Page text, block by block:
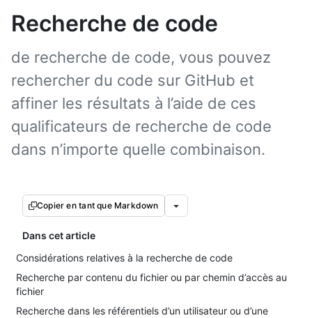
Recherche de code
de recherche de code, vous pouvez
rechercher du code sur GitHub et
affiner les résultats à l’aide de ces
qualificateurs de recherche de code
dans n’importe quelle combinaison.
Copier en tant que Markdown
Dans cet article
Considérations relatives à la recherche de code
Recherche par contenu du fichier ou par chemin d’accès au
fichier
Recherche dans les référentiels d’un utilisateur ou d’une